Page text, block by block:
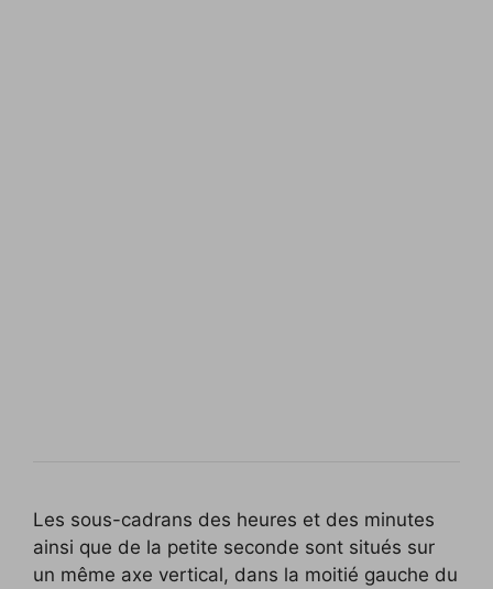
Les sous-cadrans des heures et des minutes
ainsi que de la petite seconde sont situés sur
un même axe vertical, dans la moitié gauche du